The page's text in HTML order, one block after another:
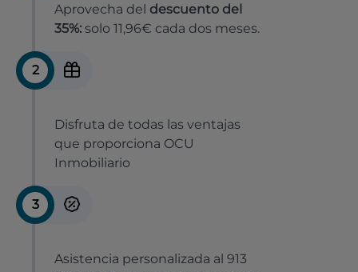
Aprovecha del descuento del
35%: solo 11,96€ cada dos meses.
2
Disfruta de todas las ventajas
que proporciona OCU
Inmobiliario
3
Asistencia personalizada al 913